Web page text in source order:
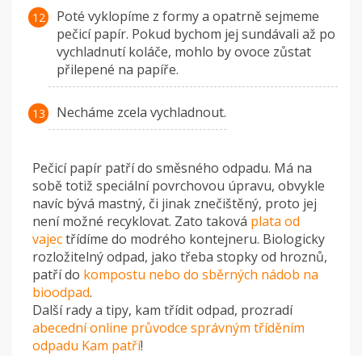
Poté vyklopíme z formy a opatrně sejmeme
pečicí papír. Pokud bychom jej sundávali až po
vychladnutí koláče, mohlo by ovoce zůstat
přilepené na papíře.
Necháme zcela vychladnout.
Pečicí papír patří do směsného odpadu. Má na
sobě totiž speciální povrchovou úpravu, obvykle
navíc bývá mastný, či jinak znečištěný, proto jej
není možné recyklovat. Zato taková plata od
vajectřídíme do modrého kontejneru. Biologicky
rozložitelný odpad, jako třeba stopky od hroznů,
patří do kompostu nebo do sběrných nádob na
bioodpad.
Další rady a tipy, kam třídit odpad, prozradí
abecední online průvodce správným tříděním
odpadu Kam patří!